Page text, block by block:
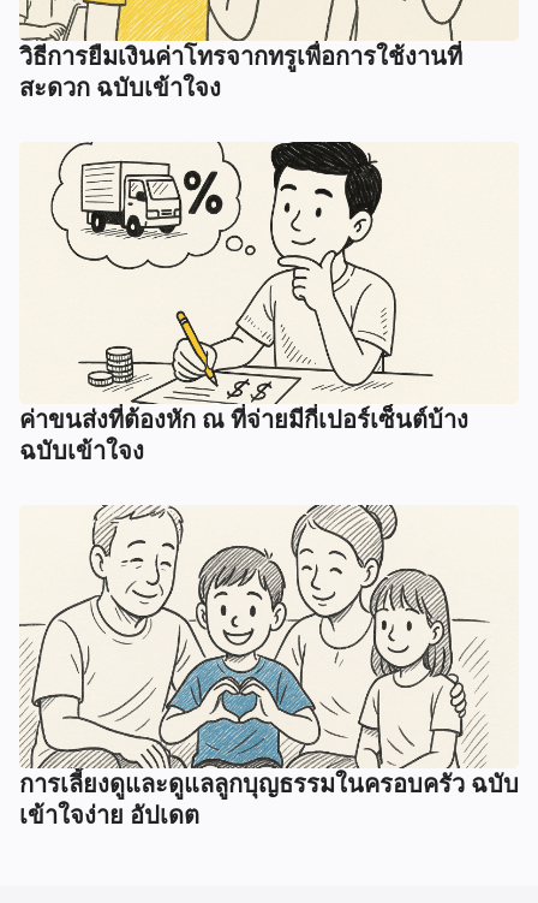
วิธีการยืมเงินค่าโทรจากทรูเพื่อการใช้งานที่
สะดวก ฉบับเข้าใจง
ค่าขนส่งที่ต้องหัก ณ ที่จ่ายมีกี่เปอร์เซ็นต์บ้าง
ฉบับเข้าใจง
การเลี้ยงดูและดูแลลูกบุญธรรมในครอบครัว ฉบับ
เข้าใจง่าย อัปเดต